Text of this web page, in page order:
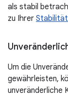
als stabil
zu Ihrer
Um die
gewährleisten,
unveränderliche